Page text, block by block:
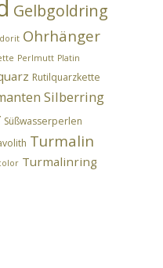
Gelbgoldring
Ohrhänger
Perlmutt Platin
Rutilquarzkette
Silberring
Süßwasserperlen
Turmalin
Turmalinring